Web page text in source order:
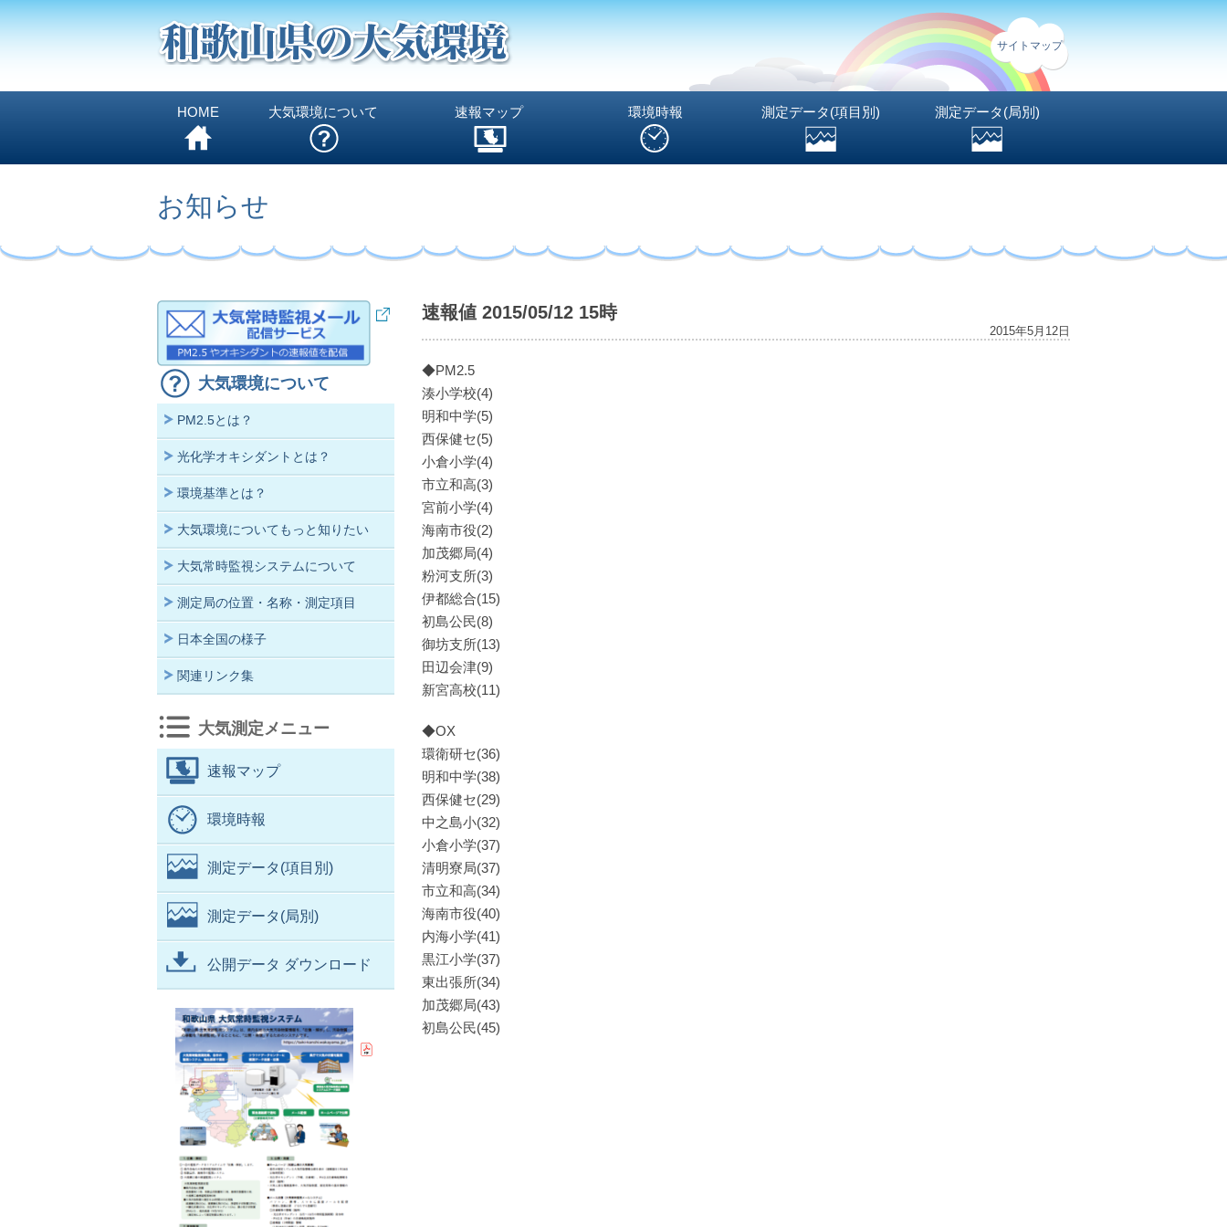
サイトマップ
HOME 大気環境について 速報マップ 環境時報 測定データ(項目別) 測定データ(局別)
お知らせ
速報値 2015/05/12 15時
2015年5月12日
◆PM2.5
湊小学校(4)
明和中学(5)
西保健セ(5)
小倉小学(4)
市立和高(3)
宮前小学(4)
海南市役(2)
加茂郷局(4)
粉河支所(3)
伊都総合(15)
初島公民(8)
御坊支所(13)
田辺会津(9)
新宮高校(11)
◆OX
環衛研セ(36)
明和中学(38)
西保健セ(29)
中之島小(32)
小倉小学(37)
清明寮局(37)
市立和高(34)
海南市役(40)
内海小学(41)
黒江小学(37)
東出張所(34)
加茂郷局(43)
初島公民(45)
大気環境について
PM2.5とは？
光化学オキシダントとは？
環境基準とは？
大気環境についてもっと知りたい
大気常時監視システムについて
測定局の位置・名称・測定項目
日本全国の様子
関連リンク集
大気測定メニュー
速報マップ
環境時報
測定データ(項目別)
測定データ(局別)
公開データ ダウンロード